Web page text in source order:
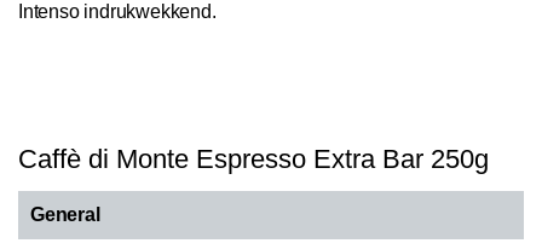
Intenso indrukwekkend.
Caffè di Monte Espresso Extra Bar 250g
General